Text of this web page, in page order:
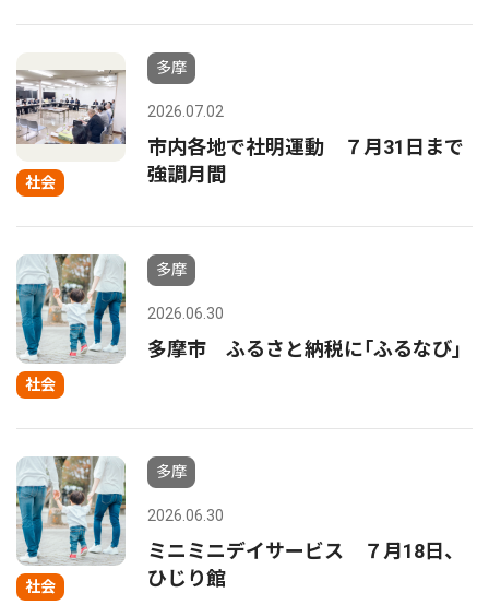
社会
多摩
2026.07.02
市内各地で社明運動 ７月31日まで
強調月間
社会
多摩
2026.06.30
多摩市 ふるさと納税に｢ふるなび｣
社会
多摩
2026.06.30
ミニミニデイサービス ７月18日、
ひじり館